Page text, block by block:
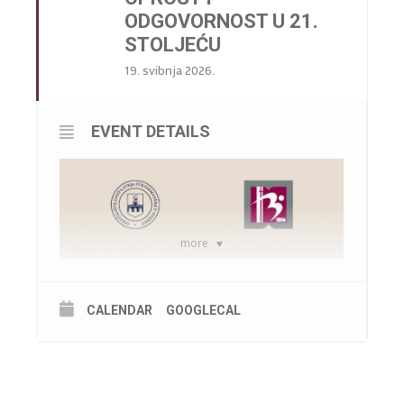
ODGOVORNOST U 21.
STOLJEĆU
19. svibnja 2026.
more
EVENT DETAILS
CALENDAR GOOGLECAL